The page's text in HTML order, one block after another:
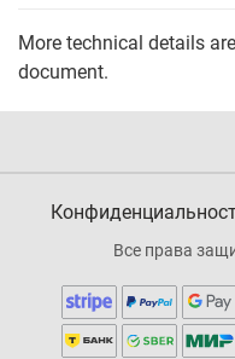
More technical details
document.
Все права